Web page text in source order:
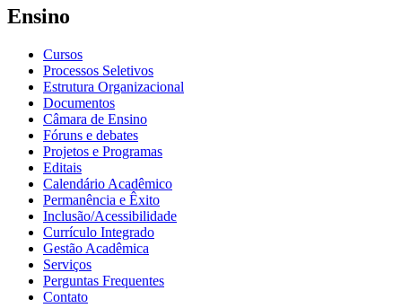
Ensino
Cursos
Processos Seletivos
Estrutura Organizacional
Documentos
Câmara de Ensino
Fóruns e debates
Projetos e Programas
Editais
Calendário Acadêmico
Permanência e Êxito
Inclusão/Acessibilidade
Currículo Integrado
Gestão Acadêmica
Serviços
Perguntas Frequentes
Contato